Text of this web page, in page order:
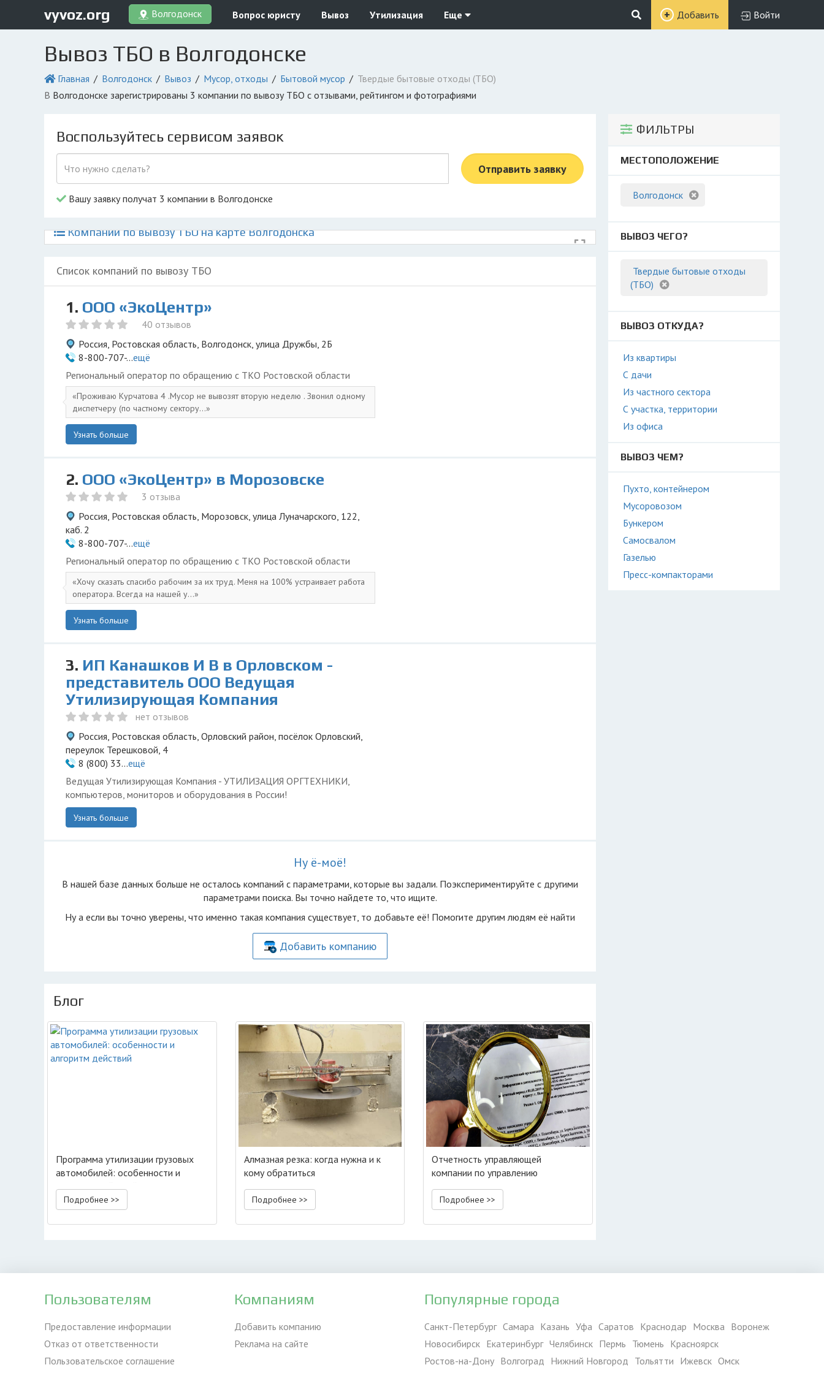
vyvoz.org Волгодонск Вопрос юристу Вывоз Утилизация Еще Добавить Войти
Вывоз ТБО в Волгодонске
Главная Волгодонск Вывоз Мусор, отходы Бытовой мусор
Твердые бытовые отходы (ТБО)
в Волгодонске зарегистрированы 3 компании по вывозу ТБО с отзывами, рейтингом и фотографиями
ФИЛЬТРЫ
МЕСТОПОЛОЖЕНИЕ
Волгодонск
ВЫВОЗ ЧЕГО?
Твердые бытовые отходы
(ТБО)
ВЫВОЗ ОТКУДА?
Из квартиры
С дачи
Из частного сектора
С участка, территории
Из офиса
ВЫВОЗ ЧЕМ?
Пухто, контейнером
Мусоровозом
Бункером
Самосвалом
Газелью
Пресс-компакторами
Воспользуйтесь сервисом заявок
Отправить заявку
Вашу заявку получат 3 компании в Волгодонске
Компании по вывозу ТБО на карте Волгодонска
Список компаний по вывозу ТБО
1. ООО «ЭкоЦентр»
40 отзывов
Россия, Ростовская область, Волгодонск, улица Дружбы, 2Б
8-800-707-...ещё
Региональный оператор по обращению с ТКО Ростовской области
Проживаю Курчатова 4 .Мусор не вывозят вторую неделю . Звонил одному
диспетчеру (по частному сектору...
Узнать больше
2. ООО «ЭкоЦентр» в Морозовске
3 отзыва
Россия, Ростовская область, Морозовск, улица Луначарского, 122,
каб. 2
8-800-707-...ещё
Региональный оператор по обращению с ТКО Ростовской области
Хочу сказать спасибо рабочим за их труд. Меня на 100% устраивает работа
оператора. Всегда на нашей у...
Узнать больше
3. ИП Канашков И В в Орловском -
представитель ООО Ведущая
Утилизирующая Компания
нет отзывов
Россия, Ростовская область, Орловский район, посёлок Орловский,
переулок Терешковой, 4
8 (800) 33...ещё
Ведущая Утилизирующая Компания - УТИЛИЗАЦИЯ ОРГТЕХНИКИ,
компьютеров, мониторов и оборудования в России!
Узнать больше
Ну ё-моё!
В нашей базе данных больше не осталоcь компаний с параметрами, которые вы задали. Поэкспериментируйте с другими
параметрами поиска. Вы точно найдете то, что ищите.
Ну а если вы точно уверены, что именно такая компания существует, то добавьте её! Помогите другим людям её найти
Добавить компанию
Блог
Программа утилизации грузовых
автомобилей: особенности и
алгоритм действий
Подробнее >>
Алмазная резка: когда нужна и к
кому обратиться
Подробнее >>
Отчетность управляющей
компании по управлению
многоквартирным домом
Подробнее >>
Пользователям
Предоставление информации
Отказ от ответственности
Пользовательское соглашение
Компаниям
Добавить компанию
Реклама на сайте
Популярные города
Санкт-Петербург Самара Казань Уфа Саратов Краснодар Москва Воронеж
Новосибирск Екатеринбург Челябинск Пермь Тюмень Красноярск
Ростов-на-Дону Волгоград Нижний Новгород Тольятти Ижевск Омск